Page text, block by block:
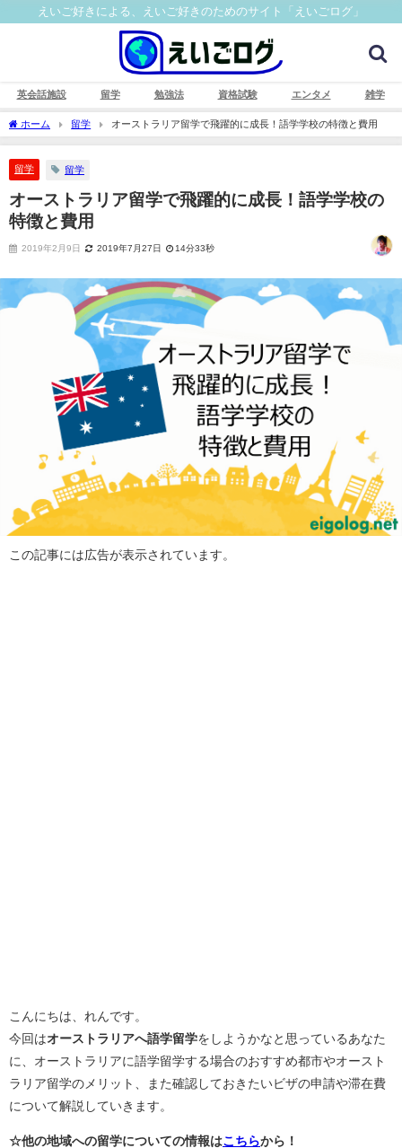
えいご好きによる、えいご好きのためのサイト「えいごログ」
英会話施設 留学 勉強法 資格試験 エンタメ 雑学
ホーム 留学 オーストラリア留学で飛躍的に成長！語学学校の特徴と費用
留学 留学
オーストラリア留学で飛躍的に成長！語学学校の
特徴と費用
2019年2月9日 2019年7月27日 14分33秒
この記事には広告が表示されています。
こんにちは、れんです。
今回はオーストラリアへ語学留学をしようかなと思っているあなた
に、オーストラリアに語学留学する場合のおすすめ都市やオースト
ラリア留学のメリット、また確認しておきたいビザの申請や滞在費
について解説していきます。
☆他の地域への留学についての情報は こちらから！